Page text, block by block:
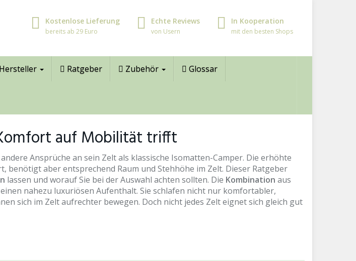
Kostenlose Lieferung
bereits ab 29 Euro
Echte Reviews
von Usern
In Kooperation
mit den besten Shops
Hersteller Ratgeber Zubehör Glossar
auf Mobilität trifft
Ansprüche an sein Zelt als klassische Isomatten-Camper. Die erhöhte
benötigt aber entsprechend Raum und Stehhöhe im Zelt. Dieser Ratgeber
lassen und worauf Sie bei der Auswahl achten sollten. Die Kombination aus
nahezu luxuriösen Aufenthalt. Sie schlafen nicht nur komfortabler,
sich im Zelt aufrechter bewegen. Doch nicht jedes Zelt eignet sich gleich gut